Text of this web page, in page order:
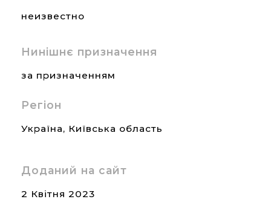
неизвестно
Нинішнє призначення
за призначенням
Регіон
Україна, Київська область
Доданий на сайт
2 Квітня 2023